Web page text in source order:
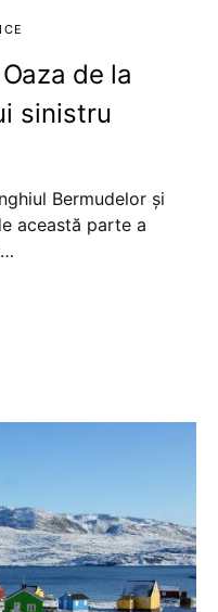
de la
sinistru
Bermudelor și
această parte a